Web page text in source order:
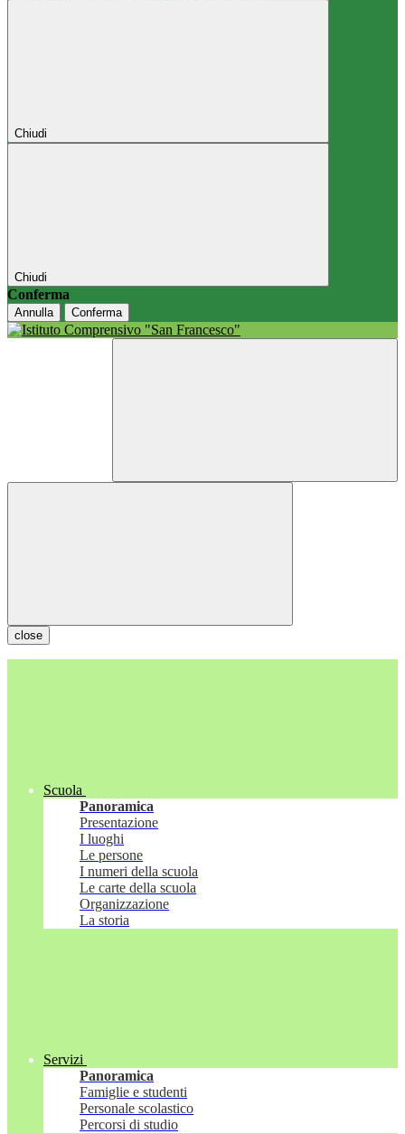
Chiudi
Chiudi
Conferma
Annulla Conferma
close
Scuola
Panoramica
Presentazione
I luoghi
Le persone
I numeri della scuola
Le carte della scuola
Organizzazione
La storia
Servizi
Panoramica
Famiglie e studenti
Personale scolastico
Percorsi di studio